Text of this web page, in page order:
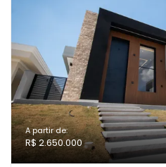
A partir de:
R$ 2.650.000